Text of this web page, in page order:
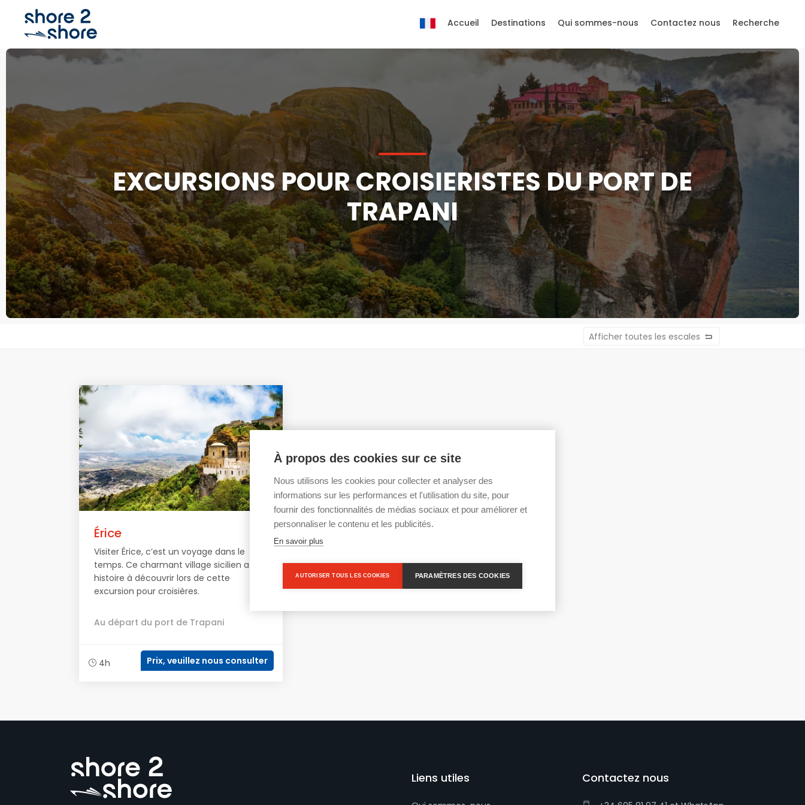
EXCURSIONS POUR CROISIERISTES DU PORT DE
TRAPANI
Afficher toutes les escales
Érice
Visiter Érice, c’est un voyage dans le
temps. Ce charmant village sicilien a une
histoire à découvrir lors de cette
excursion pour croisières.
Au départ du port de Trapani
4h Prix, veuillez nous consulter
Liens utiles Contactez nous
Accueil Destinations Qui sommes-nous Contactez nous Recherche
À propos des cookies sur ce site
Nous utilisons les cookies pour collecter et analyser des
informations sur les performances et l'utilisation du site, pour
fournir des fonctionnalités de médias sociaux et pour améliorer et
personnaliser le contenu et les publicités.
En savoir plus
AUTORISER TOUS LES COOKIES PARAMÈTRES DES COOKIES